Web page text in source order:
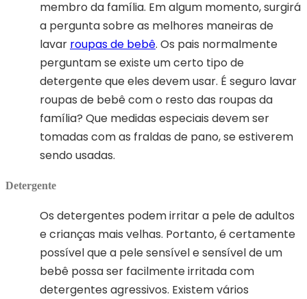
membro da família. Em algum momento, surgirá
a pergunta sobre as melhores maneiras de
lavar roupas de bebê. Os pais normalmente
perguntam se existe um certo tipo de
detergente que eles devem usar. É seguro lavar
roupas de bebê com o resto das roupas da
família? Que medidas especiais devem ser
tomadas com as fraldas de pano, se estiverem
sendo usadas.
Detergente
Os detergentes podem irritar a pele de adultos
e crianças mais velhas. Portanto, é certamente
possível que a pele sensível e sensível de um
bebê possa ser facilmente irritada com
detergentes agressivos. Existem vários